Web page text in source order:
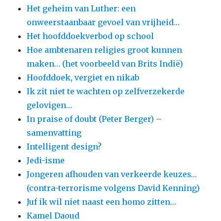
Het geheim van Luther: een
onweerstaanbaar gevoel van vrijheid…
Het hoofddoekverbod op school
Hoe ambtenaren religies groot kunnen
maken… (het voorbeeld van Brits Indië)
Hoofddoek, vergiet en nikab
Ik zit niet te wachten op zelfverzekerde
gelovigen…
In praise of doubt (Peter Berger) –
samenvatting
Intelligent design?
Jedi-isme
Jongeren afhouden van verkeerde keuzes…
(contra-terrorisme volgens David Kenning)
Juf ik wil niet naast een homo zitten…
Kamel Daoud